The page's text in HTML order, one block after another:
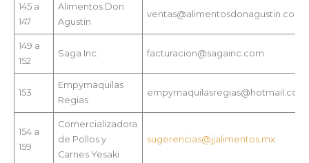
145 a
147
Alimentos Don
Agustín
149 a
152
Saga Inc. facturacion@sagainc.com
153
Empymaquilas
Regias
empymaquilasregias@hotmail.com
154 a
159
Comercializadora
de Pollos y
Carnes Yesaki
sugerencias@jjalimentos.mx